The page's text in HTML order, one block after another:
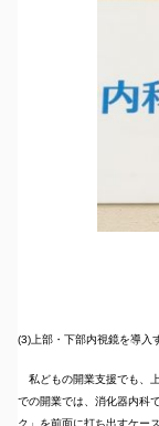
(3)上部・下部内視鏡を導入
私どもの開業支援でも、
での開業では、消化器内科